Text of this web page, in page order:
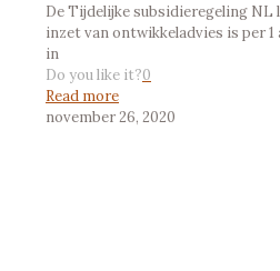
De Tijdelijke subsidieregeling
inzet van ontwikkeladvies is per 1
in
Do you like it?0
Read more
november 26, 2020